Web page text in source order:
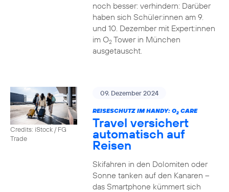
noch besser: verhindern: Darüber
haben sich Schüler:innen am 9.
und 10. Dezember mit Expert:innen
im O2Tower in München
ausgetauscht.
Credits: iStock / FG
Trade
09. Dezember 2024
REISESCHUTZ IM HANDY: O2CARE
Travel versichert
automatisch auf
Reisen
Skifahren in den Dolomiten oder
Sonne tanken auf den Kanaren –
das Smartphone kümmert sich